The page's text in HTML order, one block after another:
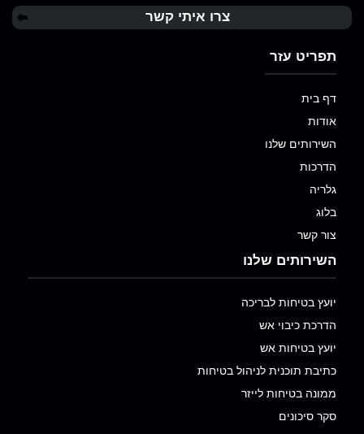
תפריט עזר
דף בית
אודות
השירותים שלנו
הדרכות
גלריה
בלוג
צור קשר
השירותים שלנו
יועץ בטיחות לבריכה
הדרכת כיבוי אש
יועץ בטיחות אש
כתיבת תוכנית לניהול בטיחות
ממונה בטיחות לייזר
סקר סיכונים